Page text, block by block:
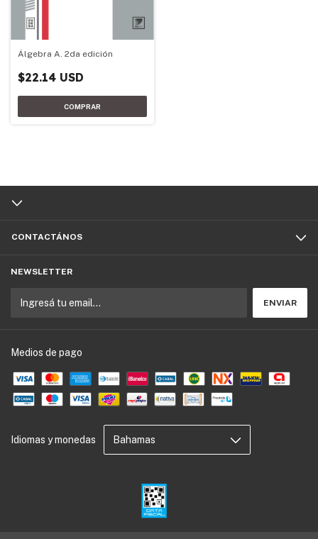
Álgebra A. 2da edición
$22.14 USD
CONTACTÁNOS
NEWSLETTER
Medios de pago
Idiomas y monedas